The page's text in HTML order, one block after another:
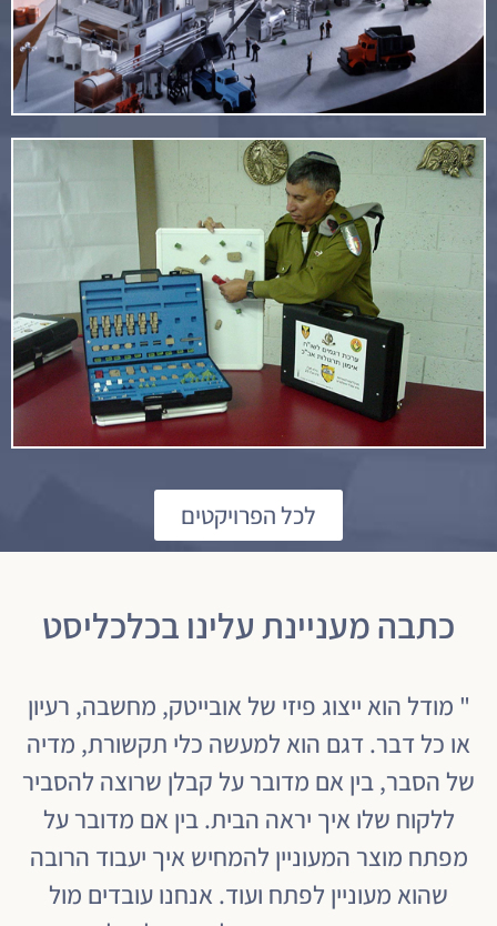
פיתוח ערכות הדרכה לצה"ל
קרא עוד
לכל הפרויקטים
כתבה מעניינת עלינו בכלכליסט
" מודל הוא ייצוג פיזי של אובייטק, מחשבה, רעיון
או כל דבר. דגם הוא למעשה כלי תקשורת, מדיה
של הסבר, בין אם מדובר על קבלן שרוצה להסביר
ללקוח שלו איך יראה הבית. בין אם מדובר על
מפתח מוצר המעוניין להמחיש איך יעבוד הרובה
שהוא מעוניין לפתח ועוד. אנחנו עובדים מול